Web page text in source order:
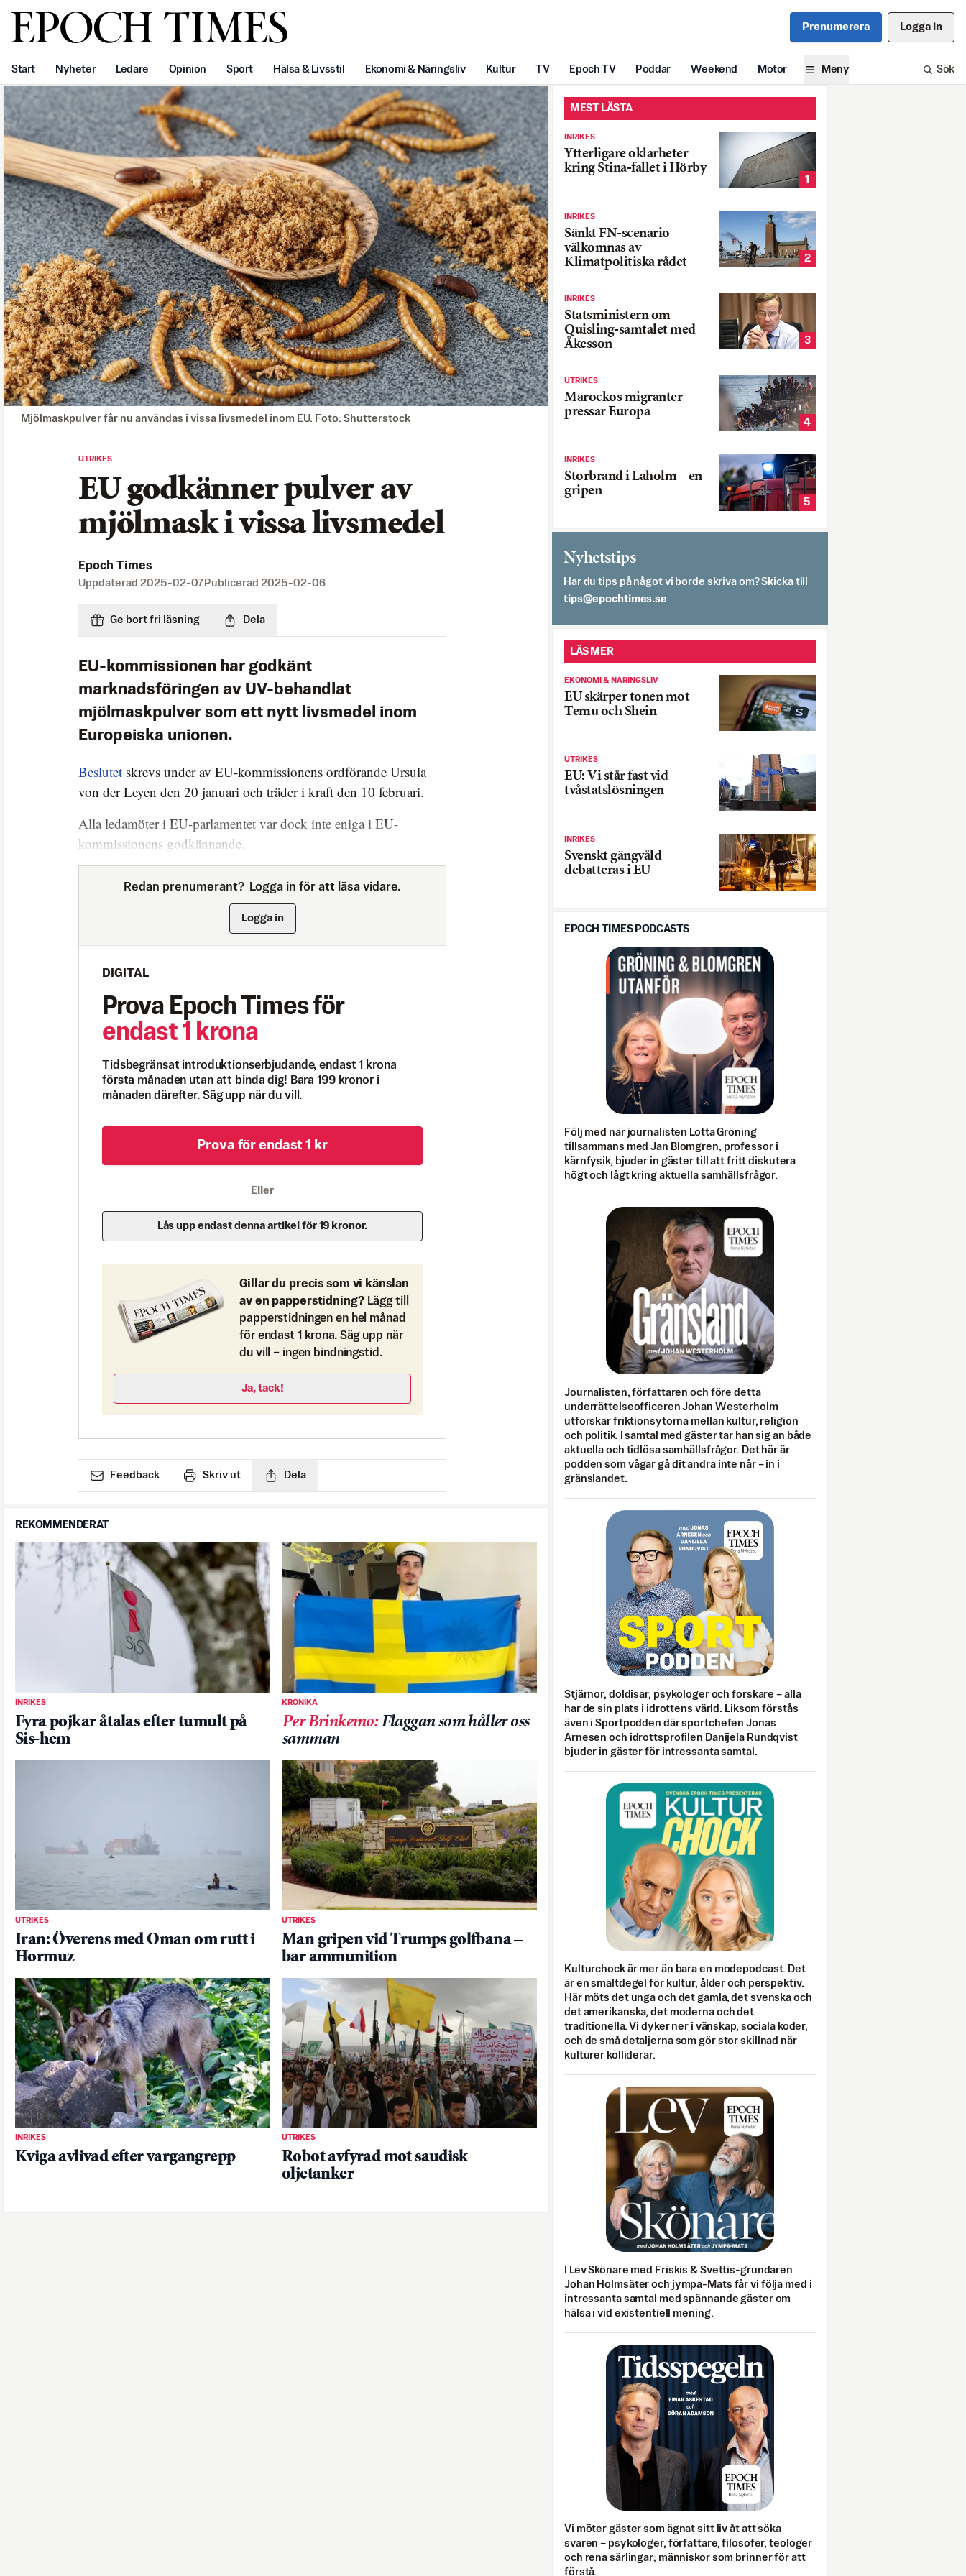
Svenska Epoch Times Prenumerera Logga in
Start Nyheter Ledare Opinion Sport Hälsa & Livsstil Ekonomi & Näringsliv Kultur TV Epoch TV Poddar Weekend Motor Meny Sök
Mjölmaskpulver får nu användas i vissa livsmedel inom EU. Foto: Shutterstock
UTRIKES
EU godkänner pulver av
mjölmask i vissa livsmedel
Epoch Times
Uppdaterad 2025-02-07 Publicerad 2025-02-06
Ge bort fri läsning Dela
EU-kommissionen har godkänt
marknadsföringen av UV-behandlat
mjölmaskpulver som ett nytt livsmedel inom
Europeiska unionen.
Beslutet skrevs under av EU-kommissionens ordförande Ursula
von der Leyen den 20 januari och träder i kraft den 10 februari.
Alla ledamöter i EU-parlamentet var dock inte eniga i EU-
kommissionens godkännande.
Redan prenumerant? Logga in för att läsa vidare.
Logga in
DIGITAL
Prova Epoch Times för
endast 1 krona
Tidsbegränsat introduktionserbjudande, endast 1 krona
första månaden utan att binda dig! Bara 199 kronor i
månaden därefter. Säg upp när du vill.
Prova för endast 1 kr
Eller
Lås upp endast denna artikel för 19 kronor.
Gillar du precis som vi känslan
av en papperstidning? Lägg till
papperstidningen en hel månad
för endast 1 krona. Säg upp när
du vill – ingen bindningstid.
Ja, tack!
Feedback Skriv ut Dela
REKOMMENDERAT
INRIKES
Fyra pojkar åtalas efter tumult på
Sis-hem
KRÖNIKA
Per Brinkemo:Flaggan som håller oss
samman
UTRIKES
Iran: Överens med Oman om rutt i
Hormuz
UTRIKES
Man gripen vid Trumps golfbana –
bar ammunition
INRIKES
Kviga avlivad efter vargangrepp
UTRIKES
Robot avfyrad mot saudisk
oljetanker
MEST LÄSTA
INRIKES
Ytterligare oklarheter
kring Stina-fallet i Hörby
1
INRIKES
Sänkt FN-scenario
välkomnas av
Klimatpolitiska rådet
2
INRIKES
Statsministern om
Quisling-samtalet med
Åkesson
3
UTRIKES
Marockos migranter
pressar Europa
4
INRIKES
Storbrand i Laholm – en
gripen
5
Nyhetstips
Har du tips på något vi borde skriva om? Skicka till
es.semithcope@spit
LÄS MER
EKONOMI & NÄRINGSLIV
EU skärper tonen mot
Temu och Shein
UTRIKES
EU: Vi står fast vid
tvåstatslösningen
INRIKES
Svenskt gängvåld
debatteras i EU
EPOCH TIMES PODCASTS
Följ med när journalisten Lotta Gröning
tillsammans med Jan Blomgren, professor i
kärnfysik, bjuder in gäster till att fritt diskutera
högt och lågt kring aktuella samhällsfrågor.
Journalisten, författaren och före detta
underrättelseofficeren Johan Westerholm
utforskar friktionsytorna mellan kultur, religion
och politik. I samtal med gäster tar han sig an både
aktuella och tidlösa samhällsfrågor. Det här är
podden som vågar gå dit andra inte når – in i
gränslandet.
Stjärnor, doldisar, psykologer och forskare – alla
har de sin plats i idrottens värld. Liksom förstås
även i Sportpodden där sportchefen Jonas
Arnesen och idrottsprofilen Danijela Rundqvist
bjuder in gäster för intressanta samtal.
Kulturchock är mer än bara en modepodcast. Det
är en smältdegel för kultur, ålder och perspektiv.
Här möts det unga och det gamla, det svenska och
det amerikanska, det moderna och det
traditionella. Vi dyker ner i vänskap, sociala koder,
och de små detaljerna som gör stor skillnad när
kulturer kolliderar.
I Lev Skönare med Friskis & Svettis-grundaren
Johan Holmsäter och jympa-Mats får vi följa med i
intressanta samtal med spännande gäster om
hälsa i vid existentiell mening.
Vi möter gäster som ägnat sitt liv åt att söka
svaren – psykologer, författare, filosofer, teologer
och rena särlingar; människor som brinner för att
förstå.